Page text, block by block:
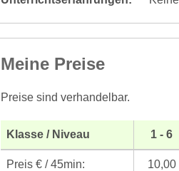
Meine Preise
Preise sind verhandelbar.
Klasse / Niveau 1 - 6
Preis € / 45min: 10,00